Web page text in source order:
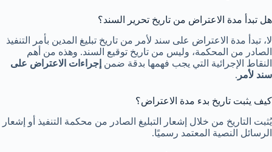
هل تبدأ مدة الاعتراض من تاريخ تحرير السند؟
لا، تبدأ مدة الاعتراض على سند لأمر من تاريخ تبليغ المدين بأمر التنفيذ
الصادر من المحكمة، وليس من تاريخ توقيع السند. وهذه من أهم
النقاط الإجرائية التي يجب فهمها بدقة ضمن إجراءات الاعتراض على
سند لأمر .
كيف يثبت تاريخ بدء مدة الاعتراض؟
يُثبت التاريخ من خلال إشعار التبليغ الصادر من محكمة التنفيذ أو إشعار
الرسائل النصية المعتمد رسميًا.